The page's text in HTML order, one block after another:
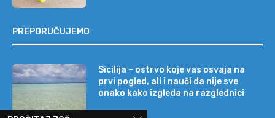
PREPORUČUJEMO
Sicilija – ostrvo koje vas osvaja na
prvi pogled, ali i nauči da nije sve
onako kako izgleda na razglednici